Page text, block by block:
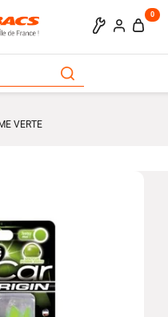
0
VERTE